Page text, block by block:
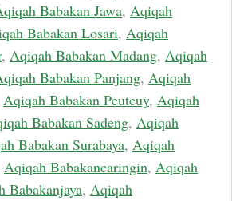
Babakan Jawa, Aqiqah
Babakan Losari, Aqiqah
, Aqiqah Babakan Madang, Aqiqah
Babakan Panjang, Aqiqah
Aqiqah Babakan Peuteuy, Aqiqah
Babakan Sadeng, Aqiqah
Babakan Surabaya, Aqiqah
Aqiqah Babakancaringin, Aqiqah
Babakanjaya, Aqiqah